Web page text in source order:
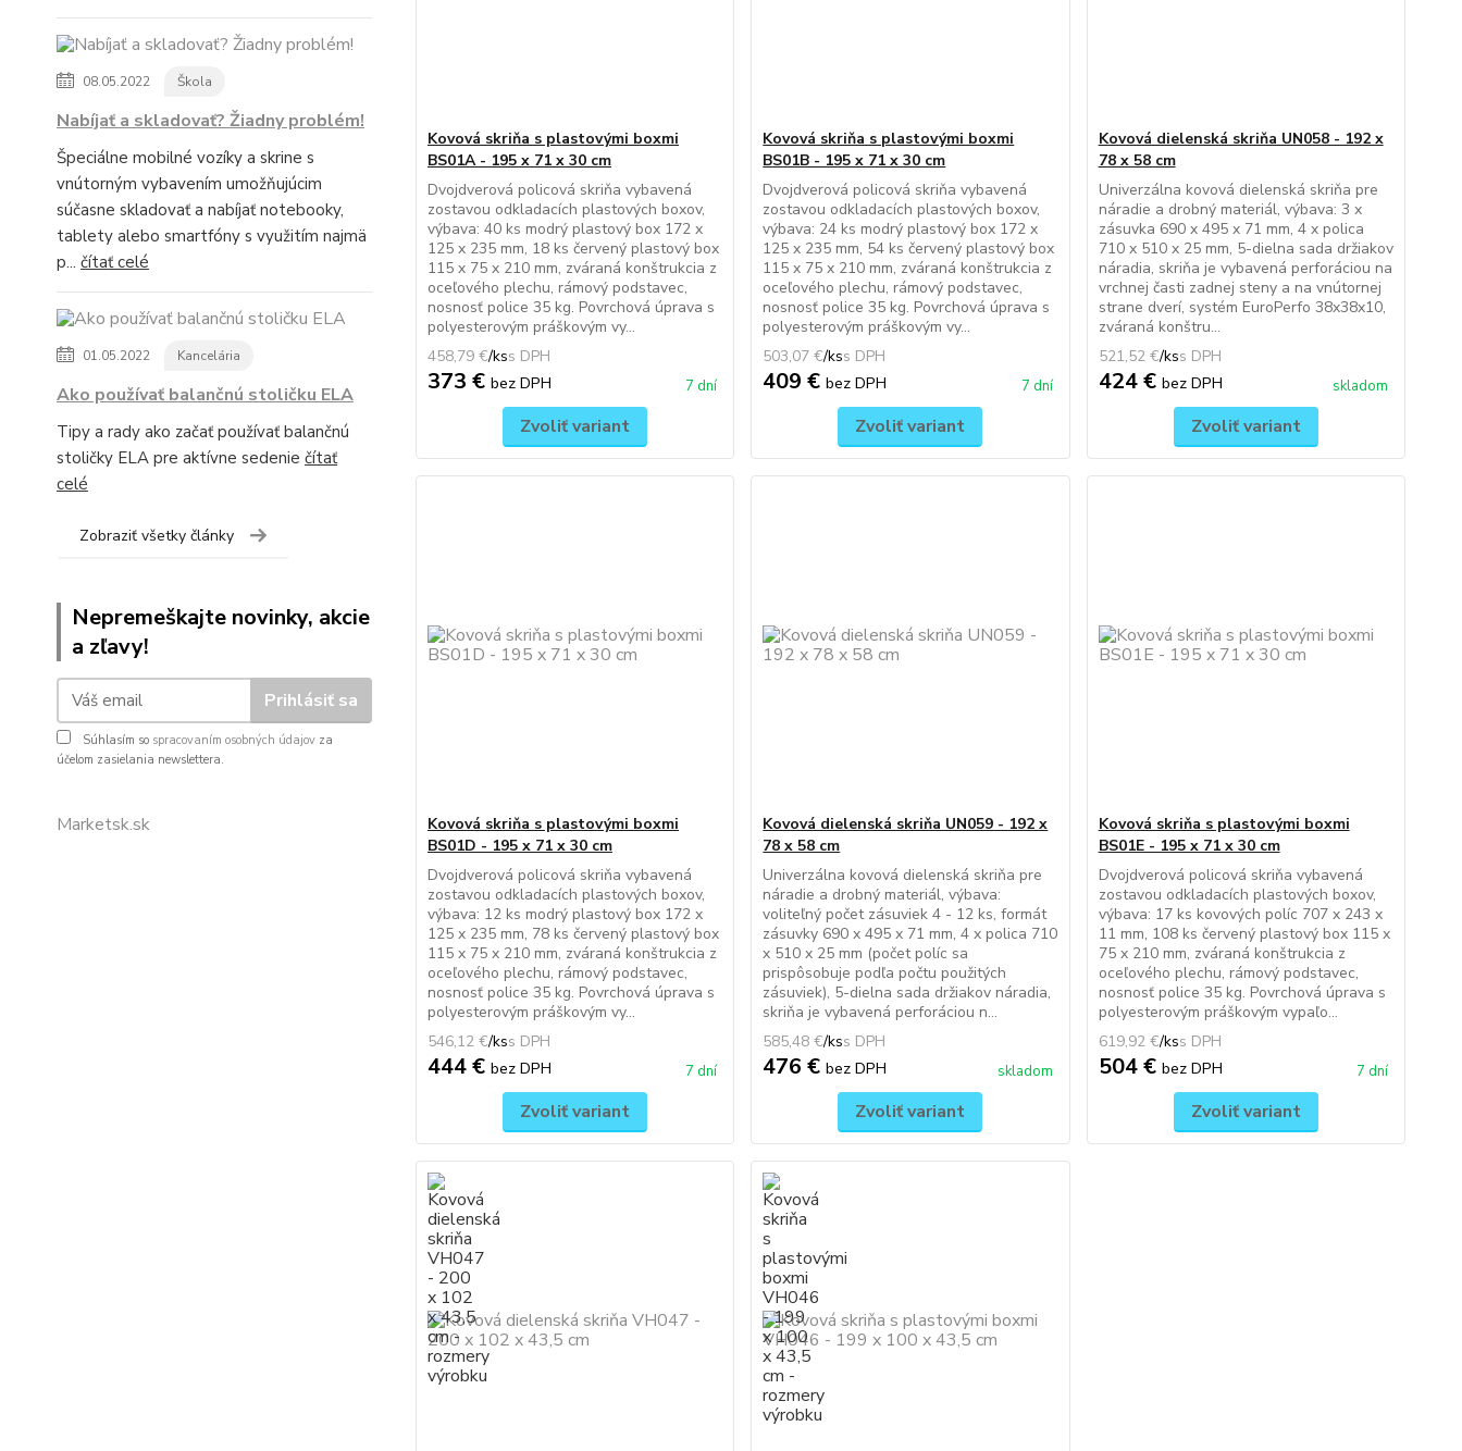
08.05.2022 Škola
Nabíjať a skladovať? Žiadny problém!
Špeciálne mobilné vozíky a skrine s
vnútorným vybavením umožňujúcim
súčasne skladovať a nabíjať notebooky,
tablety alebo smartfóny s využitím najmä
p... čítať celé
01.05.2022 Kancelária
Ako používať balančnú stoličku ELA
Tipy a rady ako začať používať balančnú
stoličky ELA pre aktívne sedenie čítať
celé
Zobraziť všetky články
Nepremeškajte novinky, akcie
a zľavy!
Prihlásiť sa
Súhlasím so spracovaním osobných údajov za
účelom zasielania newslettera.
Marketsk.sk
Kovová skriňa s plastovými boxmi
BS01A - 195 x 71 x 30 cm
Dvojdverová policová skriňa vybavená
zostavou odkladacích plastových boxov,
výbava: 40 ks modrý plastový box 172 x
125 x 235 mm, 18 ks červený plastový box
115 x 75 x 210 mm, zváraná konštrukcia z
oceľového plechu, rámový podstavec,
nosnosť police 35 kg. Povrchová úprava s
polyesterovým práškovým vy...
458,79 €/ks
373 € bez DPH 7 dní
Zvoliť variant
Kovová skriňa s plastovými boxmi
BS01B - 195 x 71 x 30 cm
Dvojdverová policová skriňa vybavená
zostavou odkladacích plastových boxov,
výbava: 24 ks modrý plastový box 172 x
125 x 235 mm, 54 ks červený plastový box
115 x 75 x 210 mm, zváraná konštrukcia z
oceľového plechu, rámový podstavec,
nosnosť police 35 kg. Povrchová úprava s
polyesterovým práškovým vy...
503,07 €/ks
409 €bez DPH 7 dní
Zvoliť variant
Kovová dielenská skriňa UN058 - 192 x
78 x 58 cm
Univerzálna kovová dielenská skriňa pre
náradie a drobný materiál, výbava: 3 x
zásuvka 690 x 495 x 71 mm, 4 x polica
710 x 510 x 25 mm, 5-dielna sada držiakov
náradia, skriňa je vybavená perforáciou na
vrchnej časti zadnej steny a na vnútornej
strane dverí, systém EuroPerfo 38x38x10,
zváraná konštru...
521,52 €/ks
424 € bez DPH skladom
Zvoliť variant
Kovová skriňa s plastovými boxmi
BS01D - 195 x 71 x 30 cm
Dvojdverová policová skriňa vybavená
zostavou odkladacích plastových boxov,
výbava: 12 ks modrý plastový box 172 x
125 x 235 mm, 78 ks červený plastový box
115 x 75 x 210 mm, zváraná konštrukcia z
oceľového plechu, rámový podstavec,
nosnosť police 35 kg. Povrchová úprava s
polyesterovým práškovým vy...
546,12 €/ks
444 € bez DPH 7 dní
Zvoliť variant
Kovová dielenská skriňa UN059 - 192 x
78 x 58 cm
Univerzálna kovová dielenská skriňa pre
náradie a drobný materiál, výbava:
voliteľný počet zásuviek 4 - 12 ks, formát
zásuvky 690 x 495 x 71 mm, 4 x polica 710
x 510 x 25 mm (počet políc sa
prispôsobuje podľa počtu použitých
zásuviek), 5-dielna sada držiakov náradia,
skriňa je vybavená perforáciou n...
585,48 €/ks
476 €bez DPH skladom
Zvoliť variant
Kovová skriňa s plastovými boxmi
BS01E - 195 x 71 x 30 cm
Dvojdverová policová skriňa vybavená
zostavou odkladacích plastových boxov,
výbava: 17 ks kovových políc 707 x 243 x
11 mm, 108 ks červený plastový box 115 x
75 x 210 mm, zváraná konštrukcia z
oceľového plechu, rámový podstavec,
nosnosť police 35 kg. Povrchová úprava s
polyesterovým práškovým vypaľo...
619,92 €/ks
504 € bez DPH 7 dní
Zvoliť variant